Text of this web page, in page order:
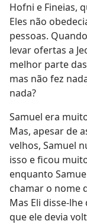
Hofni e Fineias,
Eles não
pessoas.
levar ofertas a
melhor parte
mas não fez
nada?
Samuel era
Mas, apesar de
velhos, Samuel
isso e ficou
enquanto
chamar o nome
Mas Eli disse-
que ele devia